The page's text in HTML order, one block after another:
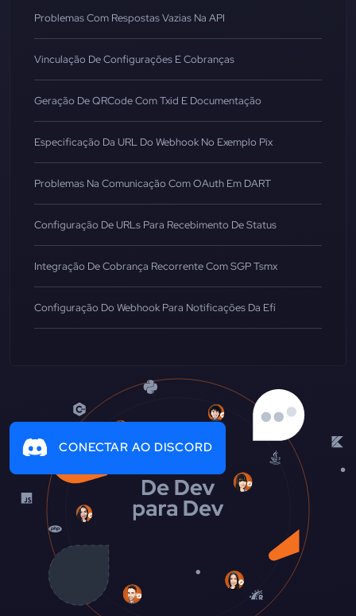
Problemas Com Respostas Vazias Na API
Vinculação De Configurações E Cobranças
Geração De QRCode Com Txid E Documentação
Especificação Da URL Do Webhook No Exemplo Pix
Problemas Na Comunicação Com OAuth Em DART
Configuração De URLs Para Recebimento De Status
Integração De Cobrança Recorrente Com SGP Tsmx
Configuração Do Webhook Para Notificações Da Efí
CONECTAR AO DISCORD